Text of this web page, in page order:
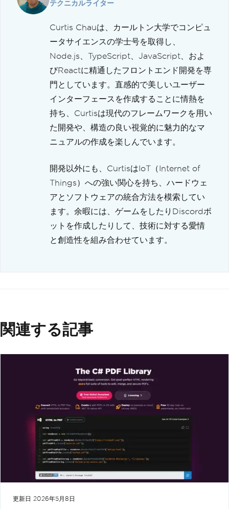
テクニカルライター
Curtis Chauは、カールトン大学でコンピュ
ータサイエンスの学士号を取得し、
Node.js、TypeScript、JavaScript、およ
びReactに精通したフロントエンド開発を専
門としています。直感的で美しいユーザー
インターフェースを作成することに情熱を
持ち、Curtisは現代のフレームワークを用い
た開発や、構造の良い視覚的に魅力的なマ
ニュアルの作成を楽しんでいます。
開発以外にも、CurtisはIoT（Internet of
Things）への強い関心を持ち、ハードウェ
アとソフトウェアの統合方法を模索してい
ます。余暇には、ゲームをしたりDiscordボ
ットを作成したりして、技術に対する愛情
と創造性を組み合わせています。
関連する記事
更新日 2026年5月8日